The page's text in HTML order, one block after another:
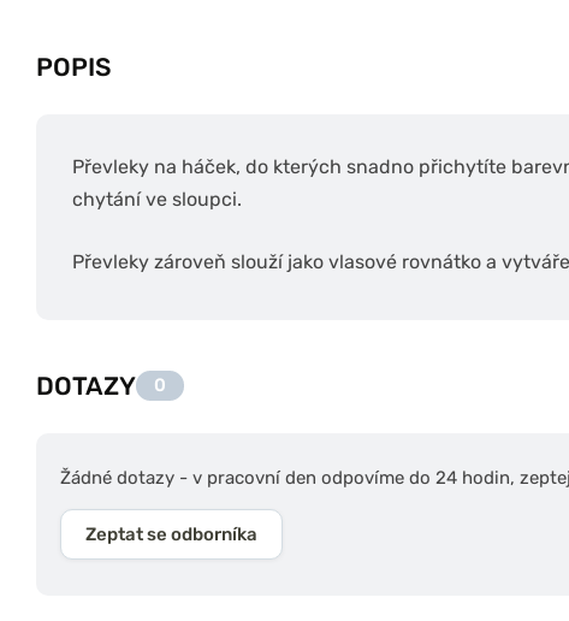
POPIS
Převleky na háček, do kterých snadno přichytíte
chytání ve sloupci.
Převleky zároveň slouží jako vlasové rovnátko a
DOTAZY 0
Žádné dotazy - v pracovní den odpovíme do 24 hodin,
Zeptat se odborníka